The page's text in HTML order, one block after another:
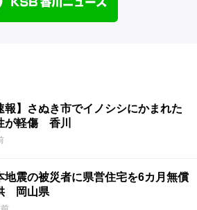
報】さぬき市でイノシシにかまれた
が軽傷 香川
地震の被災者に県営住宅を6カ月無償
岡山県